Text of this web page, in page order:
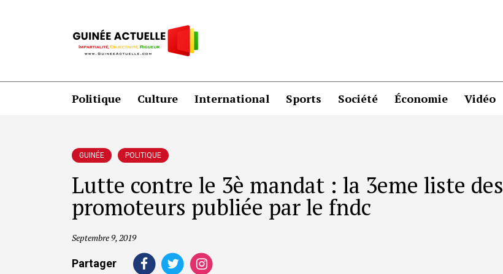
Politique Culture International Sports Société Économie Vidéo
GUINÉE POLITIQUE
Lutte contre le 3è mandat : la 3eme liste des
promoteurs publiée par le fndc
Septembre 9, 2019
Partager